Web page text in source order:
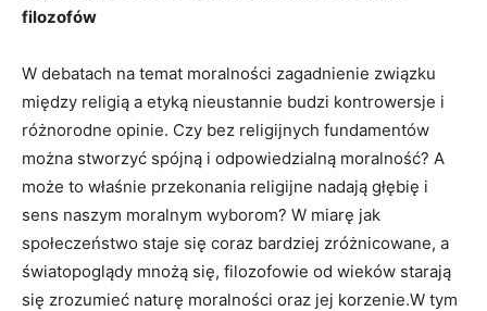
filozofów
W debatach⁢ na ⁢temat moralności ‍zagadnienie związku
między religią a etyką nieustannie budzi kontrowersje i
różnorodne opinie. Czy bez religijnych fundamentów
można stworzyć ‌spójną i odpowiedzialną moralność? A
może to‌ właśnie przekonania​ religijne nadają głębię i
sens naszym moralnym wyborom? W miarę jak
społeczeństwo staje się coraz bardziej zróżnicowane, a
światopoglądy ​mnożą się, filozofowie od wieków starają
się ‍zrozumieć naturę moralności oraz jej korzenie.W tym​